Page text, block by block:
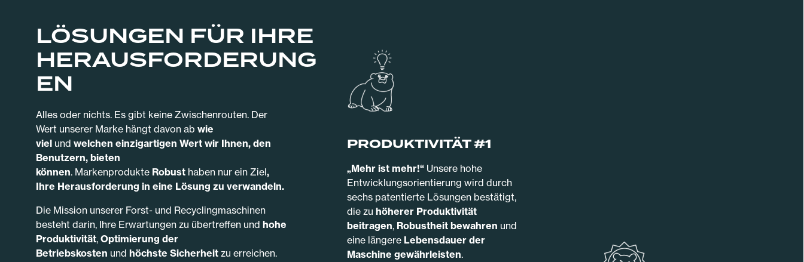
LÖSUNGEN FÜR IHRE
HERAUSFORDERUNG
EN
Alles oder nichts. Es gibt keine Zwischenrouten. Der
Wert unserer Marke hängt davon ab wie
viel und welchen einzigartigen Wert wir Ihnen, den
Benutzern, bieten
können. Markenprodukte Robust haben nur ein Ziel,
Ihre Herausforderung in eine Lösung zu verwandeln.
Die Mission unserer Forst- und Recyclingmaschinen
besteht darin, Ihre Erwartungen zu übertreffen und hohe
Produktivität, Optimierung der
Betriebskosten und höchste Sicherheit zu erreichen.
PRODUKTIVITÄT #1
„Mehr ist mehr!“ Unsere hohe
Entwicklungsorientierung wird durch
sechs patentierte Lösungen bestätigt,
die zu höherer Produktivität
beitragen, Robustheit bewahren und
eine längere Lebensdauer der
Maschine gewährleisten.